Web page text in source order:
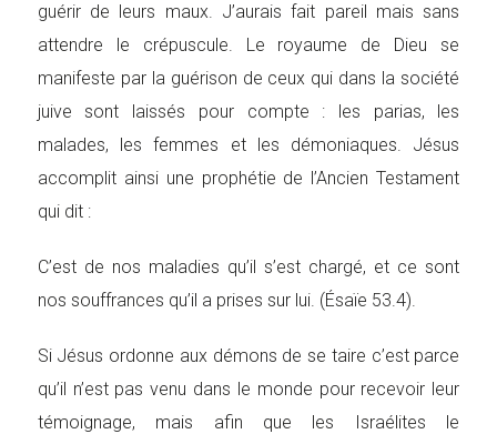
guérir de leurs maux. J’aurais fait pareil mais sans
attendre le crépuscule. Le royaume de Dieu se
manifeste par la guérison de ceux qui dans la société
juive sont laissés pour compte : les parias, les
malades, les femmes et les démoniaques. Jésus
accomplit ainsi une prophétie de l’Ancien Testament
qui dit :
C’est de nos maladies qu’il s’est chargé, et ce sont
nos souffrances qu’il a prises sur lui. (Ésaïe 53.4).
Si Jésus ordonne aux démons de se taire c’est parce
qu’il n’est pas venu dans le monde pour recevoir leur
témoignage, mais afin que les Israélites le